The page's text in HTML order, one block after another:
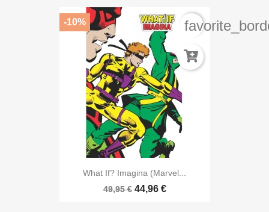
What If? Imagina (Marvel...
49,95 € 44,96 €
-10%